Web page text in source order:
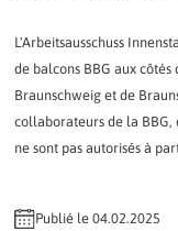
L'Arbeitsausschuss
de balcons BBG aux
Braunschweig et de
collaborateurs de la
ne sont pas autorisés à
Publié le 04.02.2025